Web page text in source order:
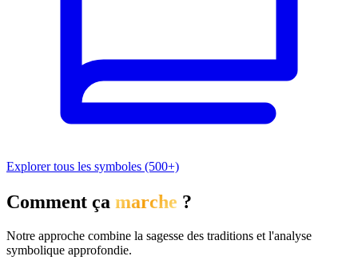
Explorer tous les symboles (500+)
Comment ça marche ?
Notre approche combine la sagesse des traditions et l'analyse
symbolique approfondie.